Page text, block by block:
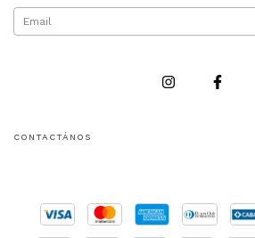
CONTACTÁNOS